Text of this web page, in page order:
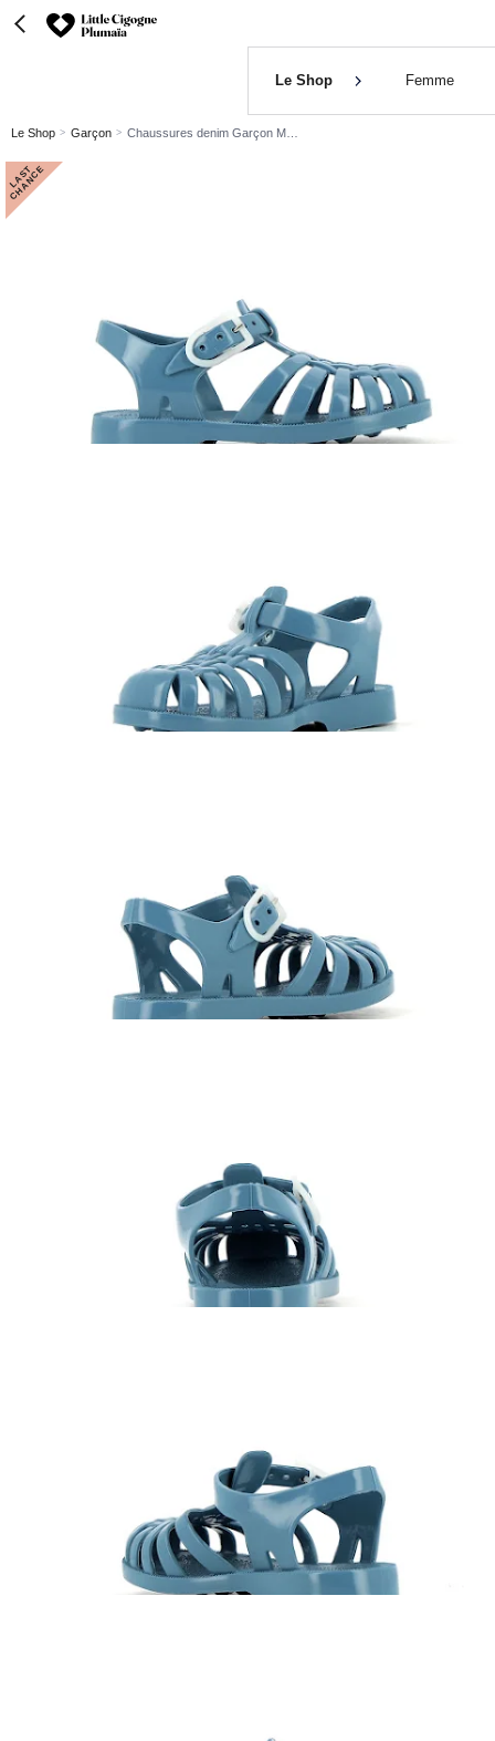
Le Shop Femme
Le Shop Garçon Chaussures denim Garçon Méduse
L
A
S
T
C
H
A
N
C
E